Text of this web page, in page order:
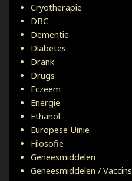
Cryotherapie
DBC
Dementie
Diabetes
Drank
Drugs
Eczeem
Energie
Ethanol
Europese Uinie
Filosofie
Geneesmiddelen
Geneesmiddelen / Vaccins